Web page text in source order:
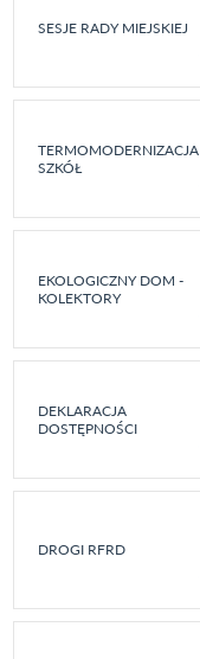
SESJE RADY MIEJSKIEJ
TERMOMODERNIZACJA
SZKÓŁ
EKOLOGICZNY DOM -
KOLEKTORY
DEKLARACJA
DOSTĘPNOŚCI
DROGI RFRD